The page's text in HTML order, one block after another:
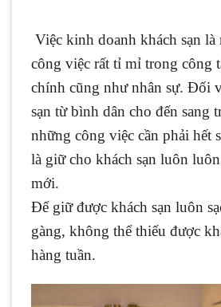
Việc kinh doanh khách sạn
công việc rất tỉ mỉ trong công
chính cũng như nhân sự. Đối
sạn từ bình dân cho đến sang
những công việc cần phải hết
là giữ cho khách sạn luôn
mới.
Để giữ được khách sạn luôn
gàng, không thể thiếu được
hàng tuần.